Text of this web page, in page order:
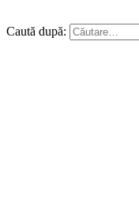
Caută după: